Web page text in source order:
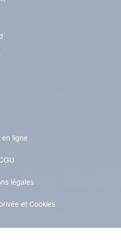
en ligne
légales
et Cookies